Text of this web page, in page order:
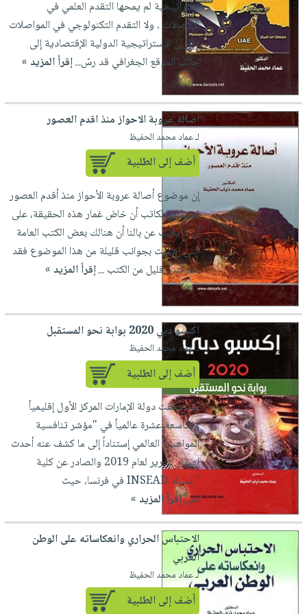
العناية
بالأسنان
الحمية
والتغذية
أدوات
المائدة
الأوعية
والتخزين
أدوات
المطبخ
الأكثر
مبيعاً
العودة
للمدارس
كتب
اكسسوارات
منزلية
اكسسوارات
ملابس
مطرزات
حقائب
حلي
عناية
بالذات
صابون
أطفال
مناسبات
شحن
مجاني
بنود
مختارةاشتراكات
كل
الاشتراكات
صندوق
iKitab
بلا
حدود
بحث
متقدم
وفرات
عن
الشركة
سياسة
الشركة
فيديوهات
أسئلة
يتكرر
طرحها
خدمات
نيل
وفرات
انشر
كتابك
معنا
حسابك
لائحة
الأمنيات
عربة
التسوق
نشرة
الإصدارات
استراتيجية لم يمحها التقدم العلمي في
الإتصالات ، ولا التقدم التكنولوجي في المواصلات
؛ بل إن الإستراتيجية الدولية الإقتصادية إلى
جانب الموقع الجغرافي قد رسّ...إقرأ المزيد »
اصالة عروبة الاحواز منذ اقدم العصور
لـ عماد محمد الحفيظ
أضف إلى الطلبية
إن موضوع أصالة عروبة الأحواز منذ أقدم العصور
لم يسبق لكاتب أن خاض غمار هذه الحقيقة، على
أن لا يغيب عن بالنا أن هنالك بعض الكتب العامة
التي إهتمّت بجوانب قليلة من هذا الموضوع فقد
نشر عدد قليل من الكتب ...إقرأ المزيد »
اكسبو دبي 2020 بوابة نحو المستقبل
لـ عماد محمد الحفيظ
أضف إلى الطلبية
لقد حققت دولة الإمارات المركز الأول إقليمياً
والتاسعة عشرة عالمياً في "مؤشر تنافسية
المواهب" العالمي إستناداً إلى ما كشف عنه أحدث
إصدار لتقرير لعام 2019 والصادر عن كلية
"إنسياد INSEAD في فرنسا، حيث
تم...إقرأ المزيد »
الاحتباس الحراري وانعكاساته على الوطن
العربي
لـ عماد محمد الحفيظ
أضف إلى الطلبية